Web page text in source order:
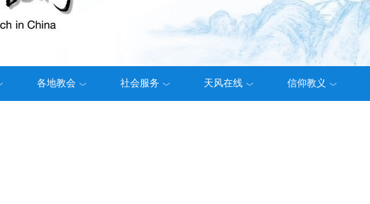
各地教会 社会服务 天风在线 信仰教义